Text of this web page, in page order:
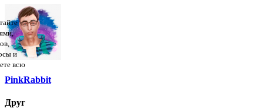
и
всю
PinkRabbit
Друг